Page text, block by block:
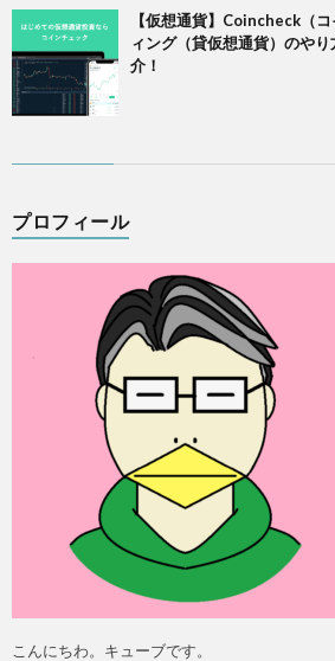
【仮想通貨】Coincheck（
ィング（貸仮想通貨）のや
介！
プロフィール
こんにちわ。キューブです。